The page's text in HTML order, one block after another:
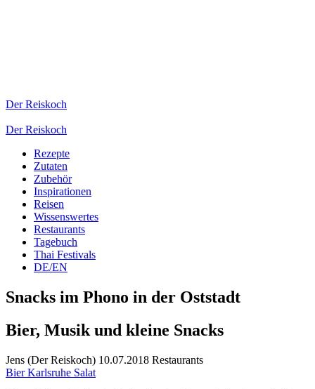
Der Reiskoch
Der Reiskoch
Rezepte
Zutaten
Zubehör
Inspirationen
Reisen
Wissenswertes
Restaurants
Tagebuch
Thai Festivals
DE/EN
Snacks im Phono in der Oststadt
Bier, Musik und kleine Snacks
Jens (Der Reiskoch) 10.07.2018 Restaurants
Bier Karlsruhe Salat